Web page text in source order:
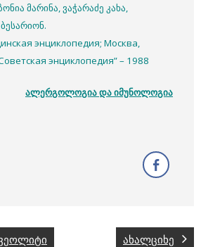
მარინა, ვაჭარაძე კახა,
энциклопедия; Москва,
энциклопедия” – 1988
ალერგოლოგია და იმუნოლოგია
ახალციხე